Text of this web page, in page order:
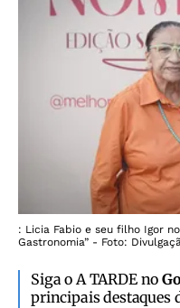
: Licia Fabio e seu filho Igor
Gastronomia” - Foto:
Siga o A TARDE no
principais destaques